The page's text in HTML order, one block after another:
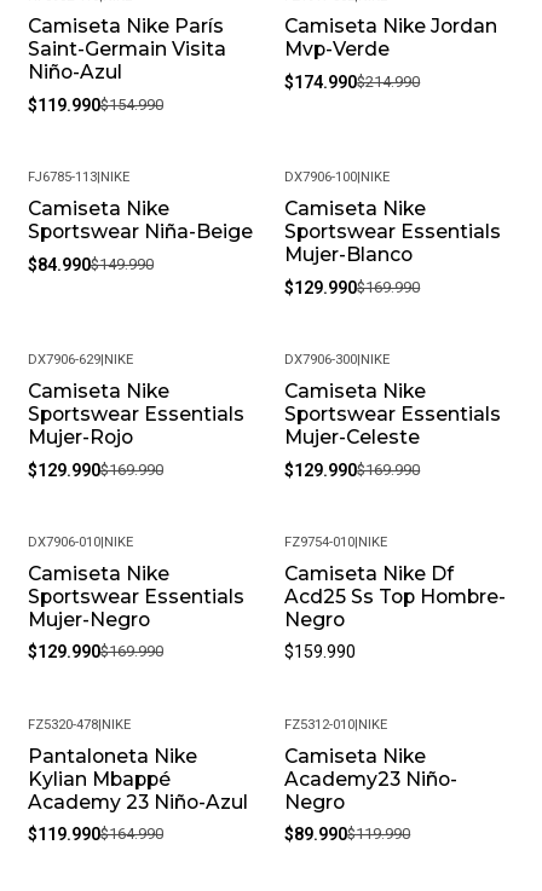
-23%
Camiseta Nike París
Saint-Germain Visita
Niño-Azul
$119.990$154.990
-19%
Camiseta Nike Jordan
Mvp-Verde
$174.990$214.990
-43%
FJ6785-113| NIKE
Camiseta Nike
Sportswear Niña-Beige
$84.990$149.990
-24%
DX7906-100 NIKE
Camiseta Nike
Sportswear Essentials
Mujer-Blanco
$129.990$169.990
-24%
DX7906-629| NIKE
Camiseta Nike
Sportswear Essentials
Mujer-Rojo
$129.990$169.990
-24%
DX7906-300 NIKE
Camiseta Nike
Sportswear Essentials
Mujer-Celeste
$129.990$169.990
-24%
DX7906-010| NIKE
Camiseta Nike
Sportswear Essentials
Mujer-Negro
$129.990$169.990
FZ9754-010 NIKE
Camiseta Nike Df
Acd25 Ss Top Hombre-
Negro
$159.990
-27%
FZ5320-478| NIKE
Pantaloneta Nike
Kylian Mbappé
Academy 23 Niño-Azul
$119.990$164.990
-25%
FZ5312-010 NIKE
Camiseta Nike
Academy23 Niño-
Negro
$89.990$119.990